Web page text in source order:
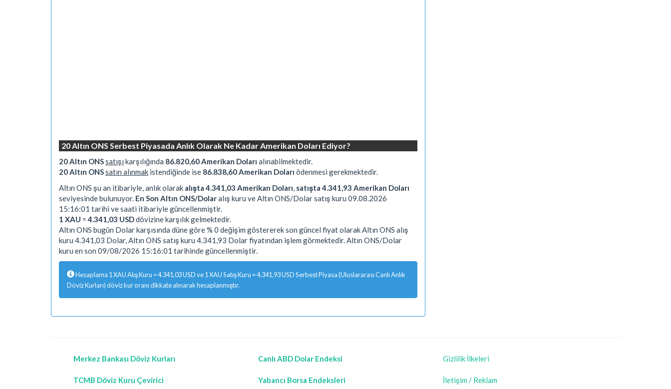
20 Altın ONS Serbest Piyasada Anlık Olarak Ne Kadar Amerikan Doları Ediyor?
20 Altın ONSsatışı karşılığında 86.820,60 Amerikan Doları alınabilmektedir.
20 Altın ONSsatın alınmak istendiğinde ise 86.838,60 Amerikan Doları ödenmesi gerekmektedir.
Altın ONS şu an itibariyle, anlık olarak alışta 4.341,03 Amerikan Doları satışta 4.341,93 Amerikan Doları
seviyesinde bulunuyor. En Son Altın ONS/Dolaralış kuru ve Altın ONS/Dolar satış kuru 09.08.2026
15:16:01 tarihi ve saati itibariyle güncellenmiştir.
1 XAU =4.341,03 USDdövizine karşılık gelmektedir.
Altın ONS bugün Dolar karşısında düne göre % 0 değişim göstererek son güncel fiyat olarak Altın ONS alış
kuru 4.341,03 Dolar, Altın ONS satış kuru 4.341,93 Dolar fiyatından işlem görmektedir. Altın ONS/Dolar
kuru en son 09/08/2026 15:16:01 tarihinde güncellenmiştir.
Hesaplama 1 XAU Alış Kuru = 4.341,03 USD ve 1 XAU Satış Kuru = 4.341,93 USD Serbest Piyasa (Uluslararası Canlı Anlık
Döviz Kurları) döviz kur oranı dikkate alınarak hesaplanmıştır.
Merkez Bankası Döviz Kurları
TCMB Döviz Kuru Çevirici
Canlı ABD Dolar Endeksi
Yabancı Borsa Endeksleri
Gizlilik İlkeleri
İletişim / Reklam